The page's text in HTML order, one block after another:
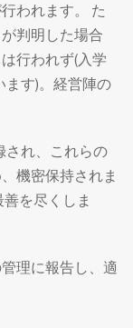
われます。 た
判明した場合
行われず(入学
す)。経営陣の
され、これらの
機密保持されま
を尽くしま
理に報告し、適